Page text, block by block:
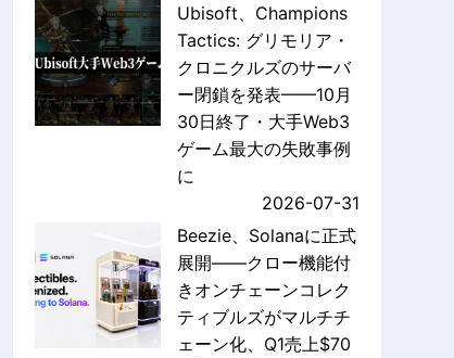
Ubisoft、Champions
Tactics: グリモリア・
クロニクルズのサーバ
ー閉鎖を発表——10月
30日終了・大手Web3
ゲーム最大の失敗事例
に
2026-07-31
Beezie、Solanaに正式
展開——クロー機能付
きオンチェーンコレク
ティブルズがマルチチ
ェーン化、Q1売上$70